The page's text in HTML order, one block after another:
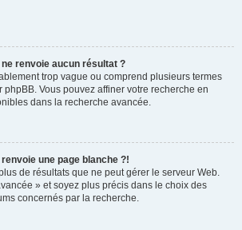
renvoie aucun résultat ?
trop vague ou comprend plusieurs termes
Vous pouvez affiner votre recherche en
dans la recherche avancée.
une page blanche ?!
de résultats que ne peut gérer le serveur Web.
» et soyez plus précis dans le choix des
concernés par la recherche.